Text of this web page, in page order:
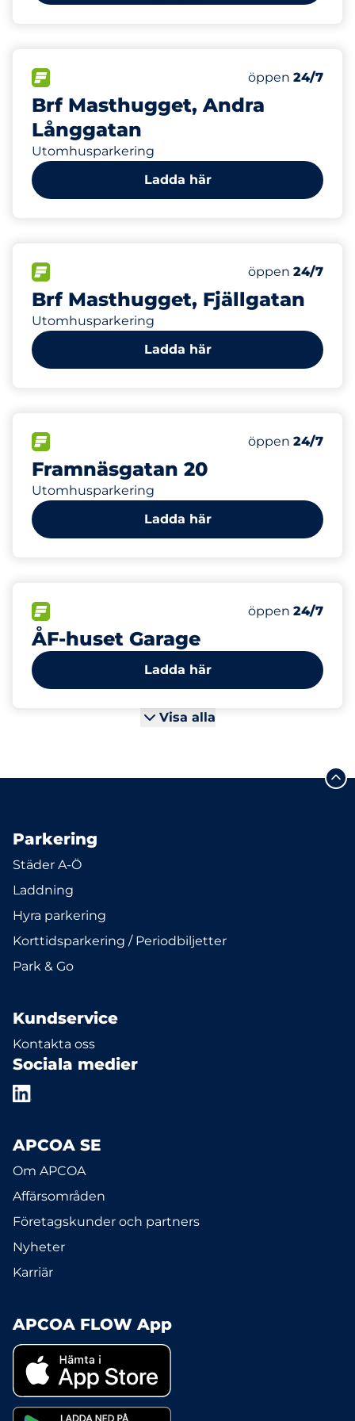
Brf Masthugget, Andra
Långgatan
Utomhusparkering
Antal
Totalt antal
Electric Car
Måndag
öppen 24/7
Ladda här
Brf Masthugget, Fjällgatan
Utomhusparkering
Antal
Totalt antal
Electric Car
Måndag
öppen 24/7
Ladda här
Framnäsgatan 20
Utomhusparkering
Antal
Totalt antal
Electric Car
Måndag
öppen 24/7
Ladda här
ÅF-huset Garage
Antal
Totalt antal
Electric Car
Måndag
öppen 24/7
Ladda här
Visa alla
Parkering
Städer A-Ö
Laddning
Hyra parkering
Korttidsparkering / Periodbiljetter
Park & Go
Kundservice
Kontakta oss
Sociala medier
APCOA SE
Om APCOA
Affärsområden
Företagskunder och partners
Nyheter
Karriär
APCOA FLOW App